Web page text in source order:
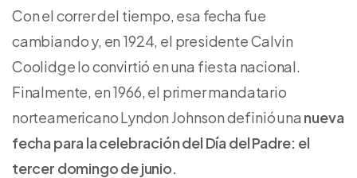
Con el correr del tiempo, esa fecha fue
cambiando y, en 1924, el presidente Calvin
Coolidge lo convirtió en una fiesta nacional.
Finalmente, en 1966, el primer mandatario
norteamericano Lyndon Johnson definió una nueva
fecha para la celebración del Día del Padre: el
tercer domingo de junio.